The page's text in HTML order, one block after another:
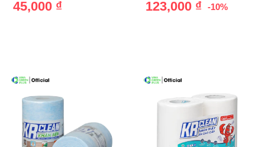
45,000 ₫ 123,000 ₫ -10%